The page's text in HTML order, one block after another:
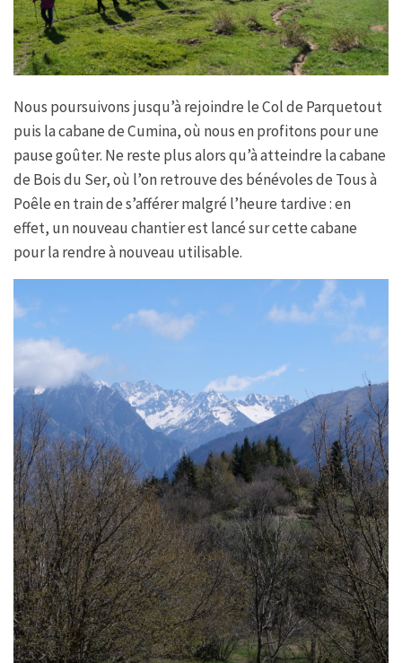
Nous poursuivons jusqu’à rejoindre le Col de Parquetout
puis la cabane de Cumina, où nous en profitons pour une
pause goûter. Ne reste plus alors qu’à atteindre la cabane
de Bois du Ser, où l’on retrouve des bénévoles de Tous à
Poêle en train de s’afférer malgré l’heure tardive : en
effet, un nouveau chantier est lancé sur cette cabane
pour la rendre à nouveau utilisable.